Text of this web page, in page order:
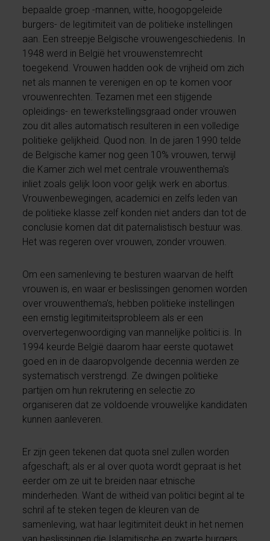
bepaalde groep -mannen, witte, hoogopgeleide
burgers- de legitimiteit van de politieke instellingen
aan. Een streepje Belgische vrouwengeschiedenis. In
1948 werd in België het vrouwenstemrecht
toegekend. Vrouwen hadden ook de vrijheid om zich
net als mannen te verenigen en op te komen voor
vrouwenrechten. Tezamen met een stijgende
opleidings- en tewerkstellingsgraad onder vrouwen
zou dit alles automatisch resulteren in een volledige
politieke gelijkheid. Quod non. In de jaren 1990 telde
de Belgische kamer nog geen 10% vrouwen, terwijl
die Kamer zich wel met centrale vrouwenthema's
inliet zoals gelijk loon voor gelijk werk en abortus.
Vrouwenbewegingen, academici en zelfs leden van
de politieke klasse zelf konden niet anders dan tot de
conclusie komen dat dit paternalistisch bestuur was.
Het was regeren over vrouwen, zonder vrouwen.
Om een samenleving te besturen waarvan de helft
vrouwen is, en waar er beslissingen genomen worden
over vrouwenthema's, hebben politieke instellingen
een ernstig legitimiteitsprobleem als er een
oververtegenwoordiging van mannelijke politici is. In
1994 keurde België daarom haar eerste quotawet
goed en in de daaropvolgende decennia werden ze
systematisch verstrengd. Ze dwingen politieke
partijen om hun rekrutering en selectie zo
organiseren dat ze voldoende vrouwelijke kandidaten
kunnen aanleveren.
Er zijn geen tekenen dat quota snel zullen worden
afgeschaft; als er al over quota wordt gepraat is het
eerder om ze uit te breiden naar etnische
minderheden. Want de witheid van politici begint al te
schril af te steken tegen de kleuren van de
samenleving, wat haar legitimiteit deukt in het nemen
van beslissingen die Islamitische en zwarte burgers